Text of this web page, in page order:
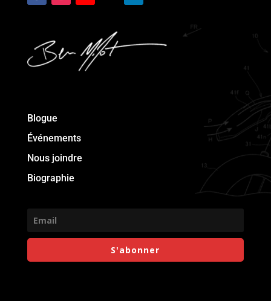
Blogue
Événements
Nous joindre
Biographie
S'abonner